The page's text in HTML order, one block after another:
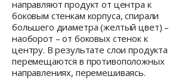
направляют продукт от центра к
боковым стенкам корпуса, спирали
большего диаметра (желтый цвет) –
наоборот – от боковых стенок к
центру. В результате слои продукта
перемещаются в противоположных
направлениях, перемешиваясь.